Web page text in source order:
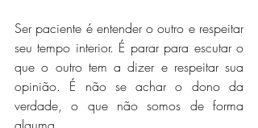
Ser paciente é entender o outro e respeitar
seu tempo interior. É parar para escutar o
que o outro tem a dizer e respeitar sua
opinião. É não se achar o dono da
verdade, o que não somos de forma